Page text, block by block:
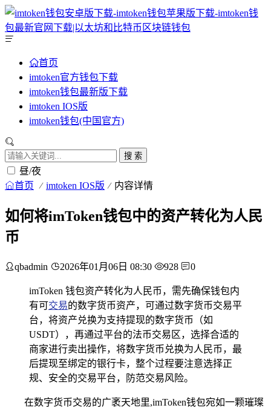
首页
imtoken官方钱包下载
imtoken钱包最新版下载
imtoken IOS版
imtoken钱包(中国官方)
搜 索
昼/夜
首页 imtoken IOS版 内容详情
如何将imToken钱包中的资产转化为人民
币
qbadmin 2026年01月06日 08:30 928 0
imToken 钱包资产转化为人民币，需先确保钱包内
有可交易的数字货币资产，可通过数字货币交易平
台，将资产兑换为支持提现的数字货币（如
USDT），再通过平台的法币交易区，选择合适的
商家进行卖出操作，将数字货币兑换为人民币，最
后提现至绑定的银行卡，整个过程要注意选择正
规、安全的交易平台，防范交易风险。
在数字货币交易的广袤天地里,imToken钱包宛如一颗璀璨